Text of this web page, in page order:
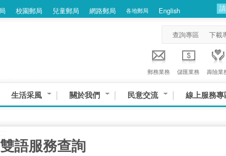
校園郵局 兒童郵局 網路郵局 各地郵局 English
查詢專區 下載
郵務業務 儲匯業務 壽險業
生活采風 關於我們 民意交流 線上服務專
雙語服務查詢